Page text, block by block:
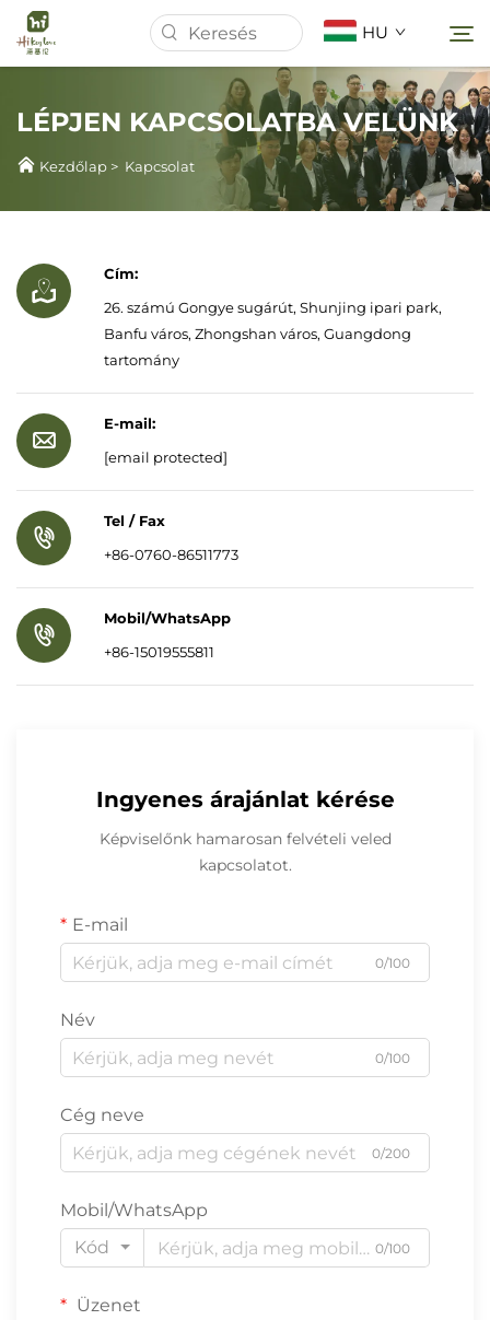
HU
Rólunk
Termékek
Esetek
Letöltés
Kapcsolat
Blogok
LÉPJEN KAPCSOLATBA VELÜNK
Kezdőlap > Kapcsolat
Cím:
26. számú Gongye sugárút, Shunjing ipari park,
Banfu város, Zhongshan város, Guangdong
tartomány
E-mail:
[email protected]
Tel / Fax
+86-0760-86511773
Mobil/WhatsApp
+86-15019555811
Ingyenes árajánlat kérése
Képviselőnk hamarosan felvételi veled
kapcsolatot.
E-mail
0/100
Név
0/100
Cég neve
0/200
Mobil/WhatsApp
Kód
0/100
Üzenet